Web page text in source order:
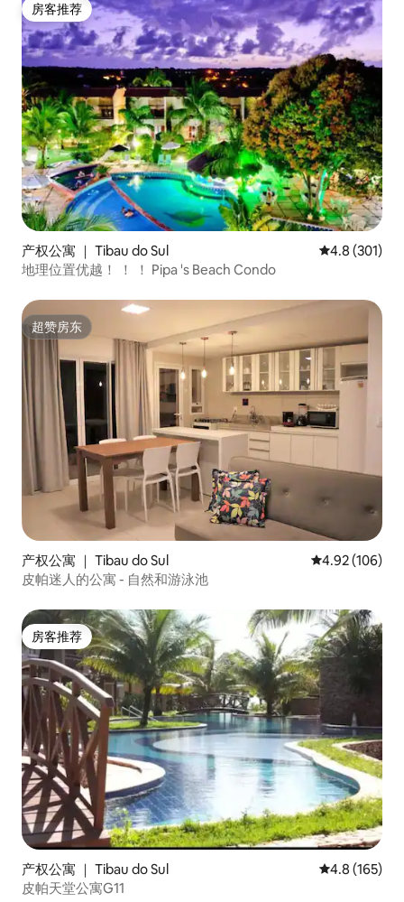
房客推荐
房客推荐
产权公寓 ｜ Tibau do Sul 平均评分 4.8
4.8 (301)
地理位置优越！ ！ ！ Pipa 's Beach Condo
超赞房东
超赞房东
产权公寓 ｜ Tibau do Sul 平均评分 4.92
4.92 (106)
皮帕迷人的公寓 - 自然和游泳池
房客推荐
房客推荐
产权公寓 ｜ Tibau do Sul 平均评分 4.8
4.8 (165)
皮帕天堂公寓G11